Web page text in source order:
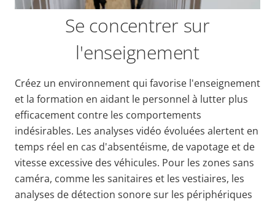
Se concentrer sur
l'enseignement
Créez un environnement qui favorise l'enseignement
et la formation en aidant le personnel à lutter plus
efficacement contre les comportements
indésirables. Les analyses vidéo évoluées alertent en
temps réel en cas d'absentéisme, de vapotage et de
vitesse excessive des véhicules. Pour les zones sans
caméra, comme les sanitaires et les vestiaires, les
analyses de détection sonore sur les périphériques